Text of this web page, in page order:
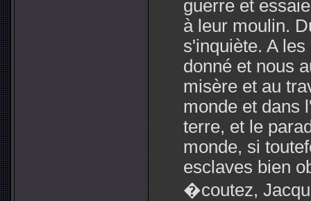
guerre et
à leur moulin.
s'inquiète. A
donné et nous
misère et au
monde et dans
terre, et le
monde, si
esclaves bien
�coutez,